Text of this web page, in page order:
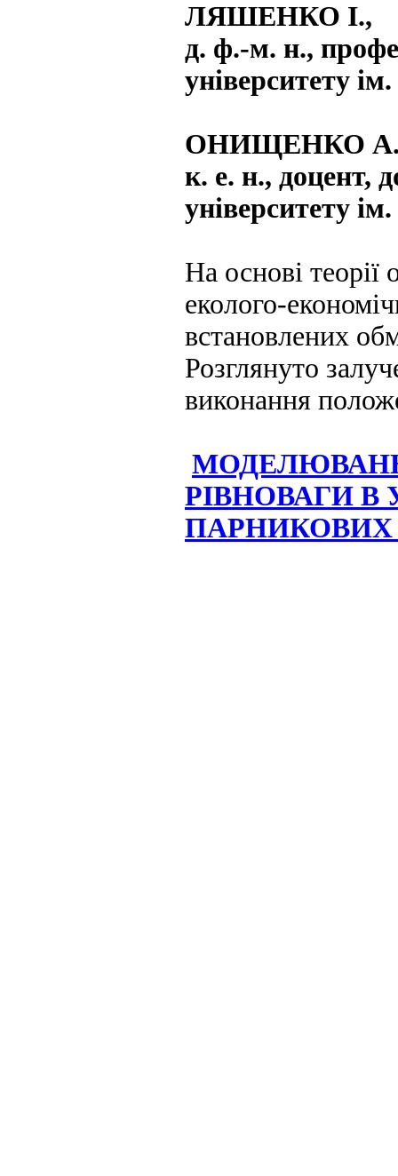
ЛЯШЕНКО І.,
д. ф.-м. н.,
університету
ОНИЩЕНКО
к. е. н., доцент,
університету
На основі
еколого-
встановлених
Розглянуто
виконання
РІВНОВАГИ
ПАРНИКОВИХ